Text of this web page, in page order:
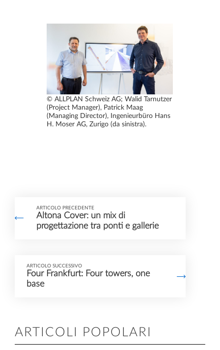
© ALLPLAN Schweiz AG; Walid Tarnutzer
(Project Manager), Patrick Maag
(Managing Director), Ingenieurbüro Hans
H. Moser AG, Zurigo (da sinistra).
ARTICOLO PRECEDENTE
Altona Cover: un mix di
progettazione tra ponti e gallerie
ARTICOLO SUCCESSIVO
Four Frankfurt: Four towers, one
base
ARTICOLI POPOLARI